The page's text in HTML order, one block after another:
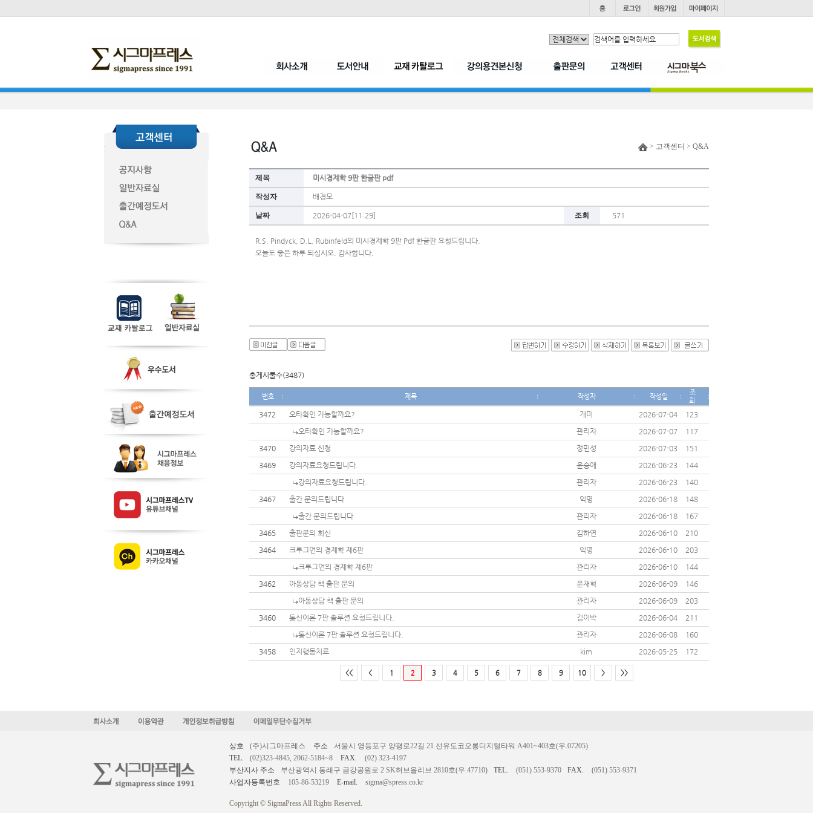
> 고객센터 > Q&A
제목 미시경제학 9판 한글판 pdf
작성자 배경모
날짜 2026-04-07[11:29] 조회 571
R.S. Pindyck, D.L. Rubinfeld의 미시경제학 9판 Pdf 한글판 요청드립니다.
오늘도 좋은 하루 되십시오. 감사합니다.
총게시물수(3487)
번호 제목 작성자 작성일
조
회
3472 오타확인 가능할까요? 개미 2026-07-04
123
오타확인 가능할까요?
관리자 2026-07-07
117
3470
강의자료 신청 정민성 2026-07-03
151
3469
강의자료요청드립니다. 윤승애 2026-06-23
144
강의자료요청드립니다.
관리자 2026-06-23
140
3467
출간 문의드립니다 익명 2026-06-18
148
출간 문의드립니다
관리자 2026-06-18
167
3465
출판문의 회신 김하연 2026-06-10
210
3464
크루그먼의 경제학 제6판 익명 2026-06-10
203
크루그먼의 경제학 제6판
관리자 2026-06-10
144
3462
아동상담 책 출판 문의 윤재혁 2026-06-09
146
아동상담 책 출판 문의
관리자 2026-06-09
203
3460
통신이론 7판 솔루션 요청드립니다. 김이박 2026-06-04
211
통신이론 7판 솔루션 요청드립니다.
관리자 2026-06-08
160
3458
인지행동치료 kim 2026-05-25 172
<< < 1 2 3 4 5 6 7 8 9 10 > >>
상호 (주)시그마프레스 주소
서울시 영등포구 양평로22길 21 선유도코오롱디지털타워 A401~403호(우.07205)
TEL.
(02)323-4845, 2062-5184~8 FAX.
(02) 323-4197
부산지사 주소
부산광역시 동래구 금강공원로 2 SK허브올리브 2810호(우.47710) TEL. (051) 553-9370 FAX.
(051) 553-9371
사업자등록번호
105-86-53219 E-mail. sigma@spress.co.kr
Copyright © SigmaPress All Rights Reserved.